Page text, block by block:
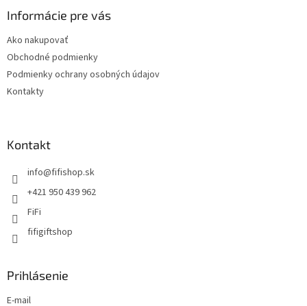
Informácie pre vás
Ako nakupovať
Obchodné podmienky
Podmienky ochrany osobných údajov
Kontakty
Kontakt
info@fifishop.sk
+421 950 439 962
FiFi
fifigiftshop
Prihlásenie
E-mail